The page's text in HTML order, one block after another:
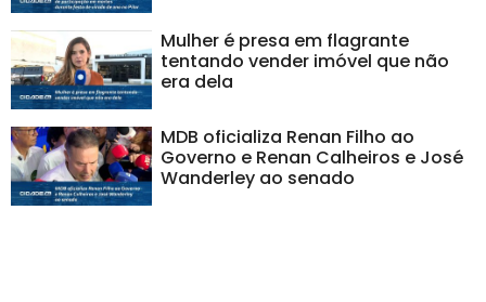
Mulher é presa em flagrante
tentando vender imóvel que não
era dela
MDB oficializa Renan Filho ao
Governo e Renan Calheiros e José
Wanderley ao senado